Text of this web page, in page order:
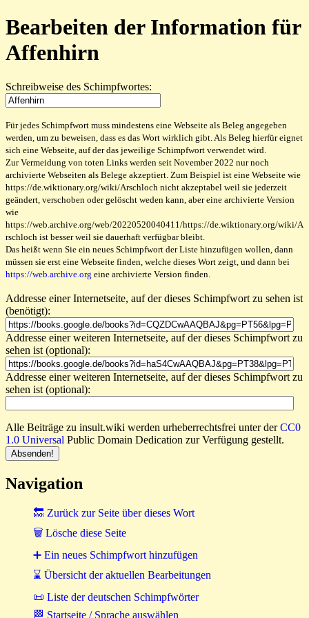
Bearbeiten der Information für
Affenhirn
Schreibweise des Schimpfwortes:
Für jedes Schimpfwort muss mindestens eine Webseite als Beleg angegeben
werden, um zu beweisen, dass es das Wort wirklich gibt. Als Beleg hierfür eignet
sich eine Webseite, auf der das jeweilige Schimpfwort verwendet wird.
Zur Vermeidung von toten Links werden seit November 2022 nur noch
archivierte Webseiten als Belege akzeptiert. Zum Beispiel ist eine Webseite wie
https://de.wiktionary.org/wiki/Arschloch nicht akzeptabel weil sie jederzeit
geändert, verschoben oder gelöscht weden kann, aber eine archivierte Version
wie
https://web.archive.org/web/20220520040411/https://de.wiktionary.org/wiki/A
rschloch ist besser weil sie dauerhaft verfügbar bleibt.
Das heißt wenn Sie ein neues Schimpfwort der Liste hinzufügen wollen, dann
müssen sie erst eine Webseite finden, welche dieses Wort zeigt, und dann bei
https://web.archive.org eine archivierte Version finden.
Addresse einer Internetseite, auf der dieses Schimpfwort zu sehen ist
(benötigt):
Addresse einer weiteren Internetseite, auf der dieses Schimpfwort zu
sehen ist (optional):
Addresse einer weiteren Internetseite, auf der dieses Schimpfwort zu
sehen ist (optional):
Alle Beiträge zu insult.wiki werden urheberrechtsfrei unter derCC0
1.0 Universal Public Domain Dedication zur Verfügung gestellt.
Navigation
🔙 Zurück zur Seite über dieses Wort
🗑 Lösche diese Seite
➕ Ein neues Schimpfwort hinzufügen
⌛ Übersicht der aktuellen Bearbeitungen
📜 Liste der deutschen Schimpfwörter
🏁 Startseite / Sprache auswählen